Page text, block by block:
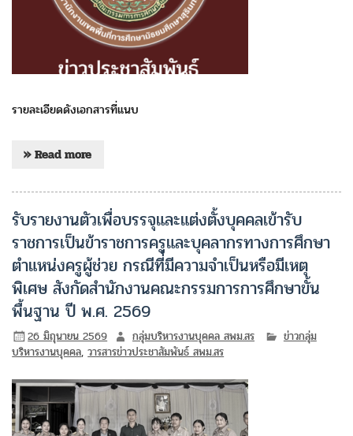
รายละเอียดดังเอกสารที่แนบ
» Read more
รับรายงานตัวเพื่อบรรจุและแต่งตั้งบุคคลเข้ารับ
ราชการเป็นข้าราชการครูและบุคลากรทางการศึกษา
ตำแหน่งครูผู้ช่วย กรณีที่่มีความจำเป็นหรือมีเหตุ
พิเศษ สังกัดสำนักงานคณะกรรมการการศึกษาขั้น
พื้นฐาน ปี พ.ศ. 2569
26 มิถุนายน 2569 กลุ่มบริหารงานบุคคล สพม.สร
ข่าวกลุ่ม
บริหารงานบุคคล,วารสารข่าวประชาสัมพันธ์ สพม.สร